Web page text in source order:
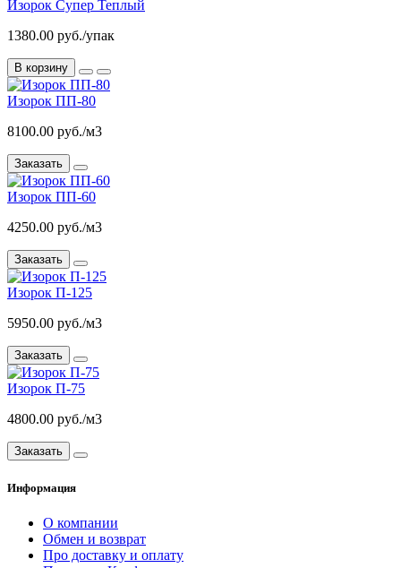
Изорок Супер Теплый
1380.00 руб./упак
В корзину
Изорок ПП-80
8100.00 руб./м3
Заказать
Изорок ПП-60
4250.00 руб./м3
Заказать
Изорок П-125
5950.00 руб./м3
Заказать
Изорок П-75
4800.00 руб./м3
Заказать
Информация
О компании
Обмен и возврат
Про доставку и оплату